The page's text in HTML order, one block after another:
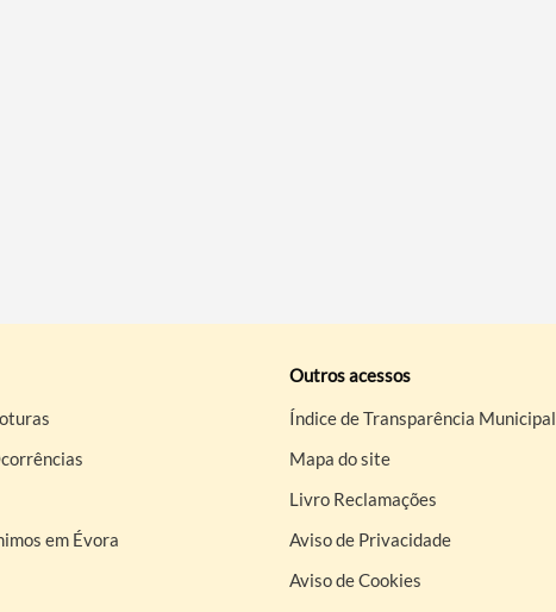
em Évora
Outros acessos
Índice de Transparência Municipal
Mapa do site
Livro Reclamações
Aviso de Privacidade
Aviso de Cookies